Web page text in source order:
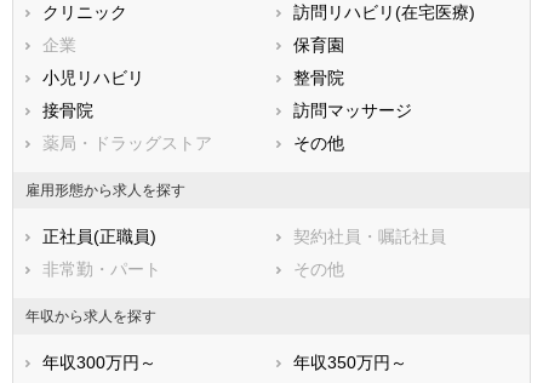
福岡県
長崎県
熊本県
鹿児島県
クリニック
訪問リハビリ(在宅医療)
企業
保育園
小児リハビリ
整骨院
接骨院
訪問マッサージ
薬局・ドラッグストア
その他
雇用形態から求人を探す
正社員(正職員)
契約社員・嘱託社員
非常勤・パート
その他
年収から求人を探す
年収300万円～
年収350万円～